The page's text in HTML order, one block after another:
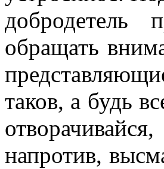
добродетель
обращать
таков, а будь
напротив,